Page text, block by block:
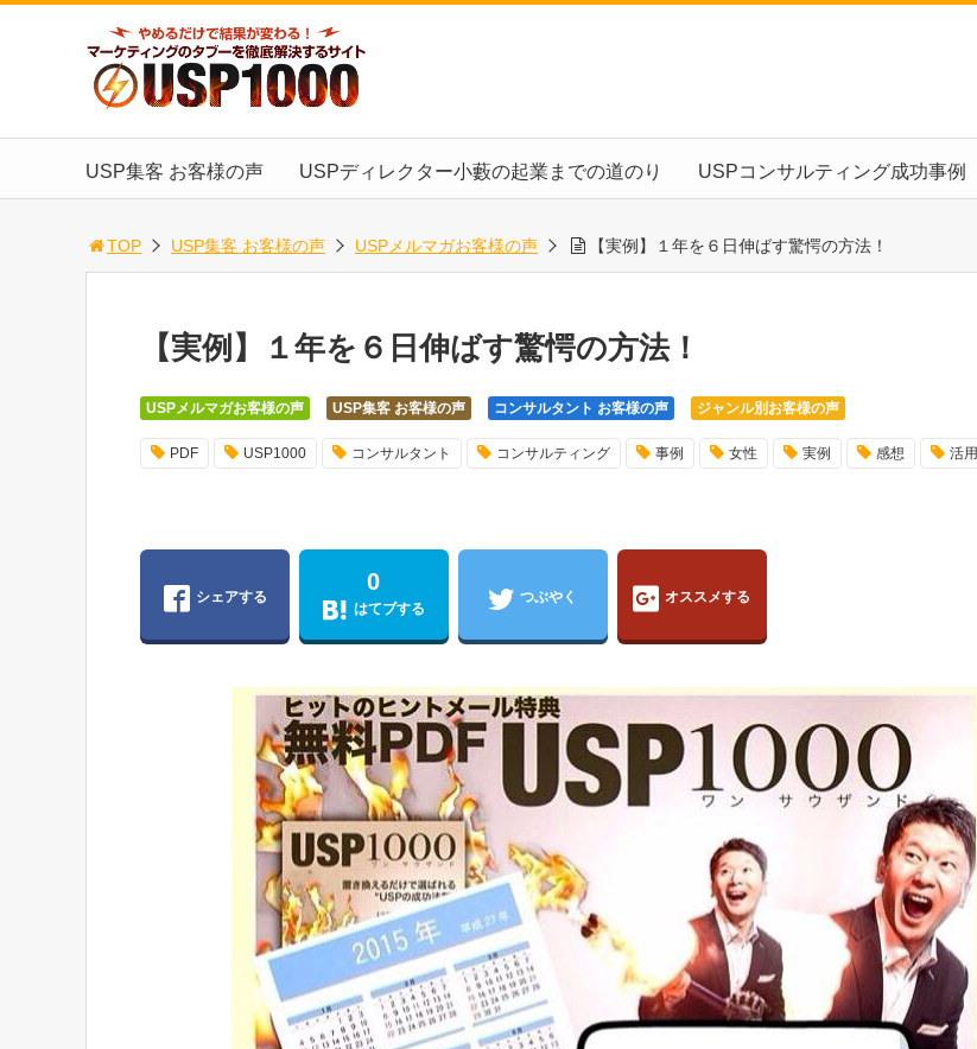
USP集客 お客様の声 USPディレクター小藪の起業までの道のり USPコンサルティング成功事例
TOP USP集客 お客様の声 USPメルマガお客様の声 【実例】１年を６日伸ばす驚愕の方法！
【実例】１年を６日伸ばす驚愕の方法！
USPメルマガお客様の声 USP集客 お客様の声 コンサルタント お客様の声 ジャンル別お客様の声
PDF USP1000 コンサルタント コンサルティング 事例 女性 実例 感想 活用
シェアする
0
はてブする
つぶやく オススメする